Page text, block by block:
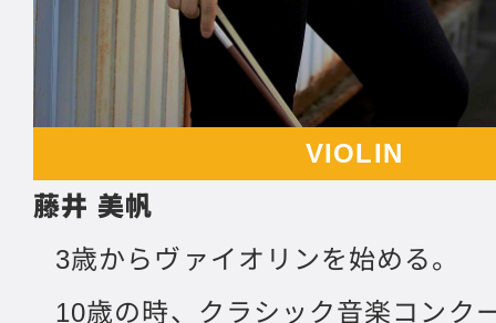
VIOLIN
藤井 美帆
3歳からヴァイオリンを始める。
10歳の時、クラシック音楽コンク